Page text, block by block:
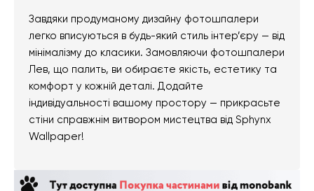
Завдяки продуманому дизайну фотошпалери
легко вписуються в будь-який стиль інтер’єру — від
мінімалізму до класики. Замовляючи фотошпалери
Лев, що палить, ви обираєте якість, естетику та
комфорт у кожній деталі. Додайте
індивідуальності вашому простору — прикрасьте
стіни справжнім витвором мистецтва від Sphynx
Wallpaper!